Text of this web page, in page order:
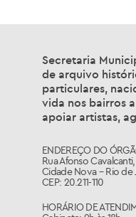
Secretaria
de arquivo
particulares,
vida nos bairros
apoiar artistas,
ENDEREÇO DO
Rua Afonso
Cidade Nova – Rio de
CEP: 20.211-110
HORÁRIO DE